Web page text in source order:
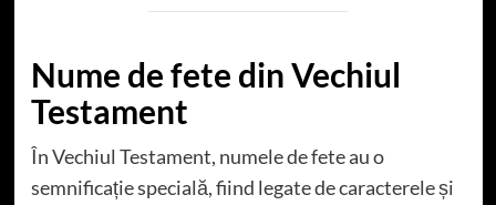
Nume de fete din Vechiul
Testament
În Vechiul Testament, numele de fete au o
semnificație specială, fiind legate de caracterele și